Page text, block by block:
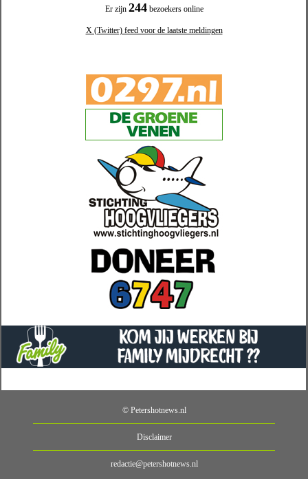
Er zijn 244bezoekers online
X (Twitter) feed voor de laatste meldingen
© Petershotnews.nl
Disclaimer
redactie@petershotnews.nl